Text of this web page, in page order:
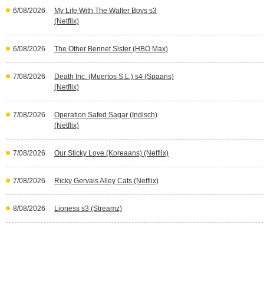
6/08/2026
My Life With The Walter Boys s3
(Netflix)
6/08/2026 The Other Bennet Sister (HBO Max)
7/08/2026
Death Inc. (Muertos S.L.) s4 (Spaans)
(Netflix)
7/08/2026
Operation Safed Sagar (Indisch)
(Netflix)
7/08/2026 Our Sticky Love (Koreaans) (Netflix)
7/08/2026 Ricky Gervais Alley Cats (Netflix)
8/08/2026 Lioness s3 (Streamz)